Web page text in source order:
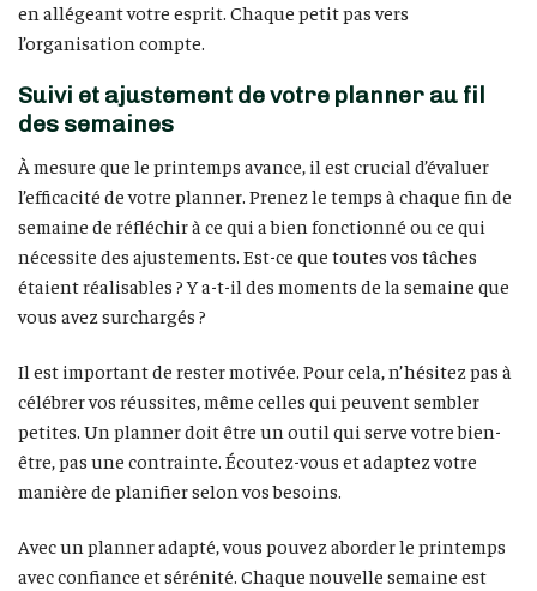
en allégeant votre esprit. Chaque petit pas vers
l’organisation compte.
Suivi et ajustement de votre planner au fil
des semaines
À mesure que le printemps avance, il est crucial d’évaluer
l’efficacité de votre planner. Prenez le temps à chaque fin de
semaine de réfléchir à ce qui a bien fonctionné ou ce qui
nécessite des ajustements. Est-ce que toutes vos tâches
étaient réalisables ? Y a-t-il des moments de la semaine que
vous avez surchargés ?
Il est important de rester motivée. Pour cela, n’hésitez pas à
célébrer vos réussites, même celles qui peuvent sembler
petites. Un planner doit être un outil qui serve votre bien-
être, pas une contrainte. Écoutez-vous et adaptez votre
manière de planifier selon vos besoins.
Avec un planner adapté, vous pouvez aborder le printemps
avec confiance et sérénité. Chaque nouvelle semaine est